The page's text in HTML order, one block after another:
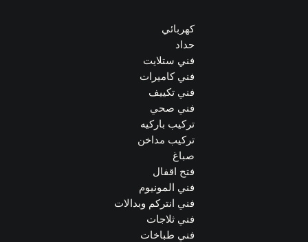
كهربائي
حداد
فني ستلايت
فني كاميرات
فني تكييف
فني صحي
تركيب باركيه
تركيب مداخن
صباغ
فتح اقفال
فني المونيوم
فني انتركم وبدالات
فني ثلاجات
فني طباخات